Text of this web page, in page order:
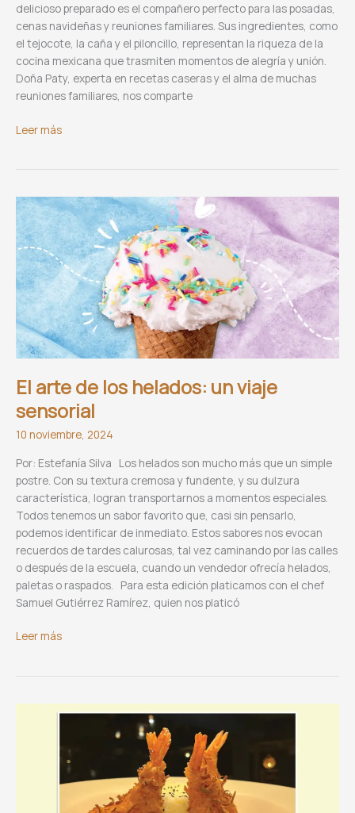
delicioso preparado es el compañero perfecto para las posadas,
cenas navideñas y reuniones familiares. Sus ingredientes, como
el tejocote, la caña y el piloncillo, representan la riqueza de la
cocina mexicana que trasmiten momentos de alegría y unión.
Doña Paty, experta en recetas caseras y el alma de muchas
reuniones familiares, nos comparte
Ponche
Leer más
El arte de los helados: un viaje
sensorial
10 noviembre, 2024
Por: Estefanía Silva Los helados son mucho más que un simple
postre. Con su textura cremosa y fundente, y su dulzura
característica, logran transportarnos a momentos especiales.
Todos tenemos un sabor favorito que, casi sin pensarlo,
podemos identificar de inmediato. Estos sabores nos evocan
recuerdos de tardes calurosas, tal vez caminando por las calles
o después de la escuela, cuando un vendedor ofrecía helados,
paletas o raspados. Para esta edición platicamos con el chef
Samuel Gutiérrez Ramírez, quien nos platicó
El
helados:
Leer más